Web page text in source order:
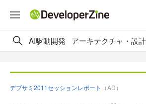
AI駆動開発 アーキテクチャ・設計
デブサミ2011セッションレポート （AD）